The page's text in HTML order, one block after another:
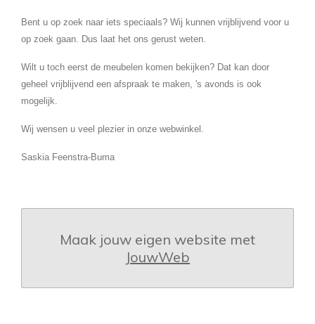
Bent u op zoek naar iets speciaals? Wij kunnen vrijblijvend voor u
op zoek gaan. Dus laat het ons gerust weten.
Wilt u toch eerst de meubelen komen bekijken? Dat kan door
geheel vrijblijvend een afspraak te maken, 's avonds is ook
mogelijk.
Wij wensen u veel plezier in onze webwinkel.
Saskia Feenstra-Buma
Maak jouw eigen website met
JouwWeb